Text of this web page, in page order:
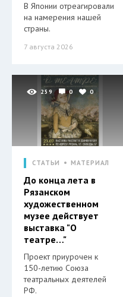
В Японии отреагировали
на намерения нашей
страны.
7 августа 2026
259 0 0
СТАТЬИ МАТЕРИАЛ
До конца лета в
Рязанском
художественном
музее действует
выставка "О
театре…"
Проект приурочен к
150-летию Союза
театральных деятелей
РФ.